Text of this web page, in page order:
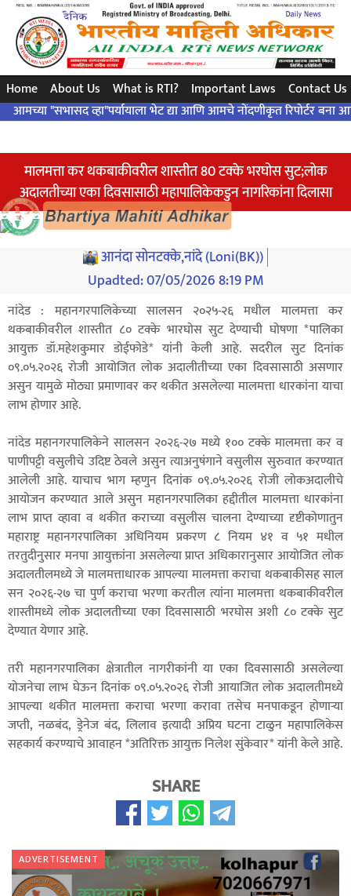
સરળ પ્રશ્ન..એક ચોક્કસ જવાબ ... બંધારણ દ્વારા ..!
Home About Us What is RTI? Important Laws
Contact Us
"सभासद व्हा"पर्यायाला भेट द्या आणि आमचे नोंदणीकृत रिपोर्टर बना आणि
मालमत्ता कर थकबाकीवरील शास्तीत 80 टक्के भरघोस सुट;लोक
अदालतीच्या एका दिवसासाठी महापालिकेकडुन नागरिकांना दिलासा
आनंदा सोनटक्के,नांदे (Loni(BK))
Upadted:07/05/2026 8:19 PM
नांदेड : महानगरपालिकेच्या सालसन २०२५-२६ मधील मालमत्ता कर
थकबाकीवरील शास्तीत ८० टक्के भारघोस सुट देण्याची घोषणा *पालिका
आयुक्त डॉ.महेशकुमार डोईफोडे* यांनी केली आहे. सदरील सुट दिनांक
०९.०५.२०२६ रोजी आयोजित लोक अदालीतीच्या एका दिवसासाठी असणार
असुन यामुळे मोठ्या प्रमाणावर कर थकीत असलेल्या मालमत्ता धारकांना याचा
लाभ होणार आहे.
नांदेड महानगरपालिकेने सालसन २०२६-२७ मध्ये १०० टक्के मालमत्ता कर व
पाणीपट्टी वसुलीचे उदिष्ट ठेवले असुन त्याअनुषंगाने वसुलीस सुरुवात करण्यात
आलेली आहे. याचाच भाग म्हणुन दिनांक ०९.०५.२०२६ रोजी लोकअदालीचे
आयोजन करण्यात आले असुन महानगरपालिका हद्दीतील मालमत्ता धारकांना
लाभ प्राप्त व्हावा व थकीत कराच्या वसुलीस चालना देण्याच्या दृष्टीकोणातुन
महाराष्ट्र महानगरपालिका अधिनियम प्रकरण ८ नियम ४१ व ५१ मधील
तरतुदीनुसार मनपा आयुक्तांना असलेल्या प्राप्त अधिकारानुसार आयोजित लोक
अदालतीलमध्ये जे मालमत्ताधारक आपल्या मालमत्ता कराचा थकबाकीसह साल
सन २०२६-२७ चा पुर्ण कराचा भरणा करतील त्यांना मालमत्ता थकबाकीवरील
शास्तीमध्ये लोक अदालतीच्या एका दिवसासाठी भरघोस अशी ८० टक्के सुट
देण्यात येणार आहे.
तरी महानगरपालिका क्षेत्रातील नागरीकांनी या एका दिवसासाठी असलेल्या
योजनेचा लाभ घेऊन दिनांक ०९.०५.२०२६ रोजी आयाजित लोक अदालतीमध्ये
आपल्या थकीत मालमत्ता कराचा भरणा करावा तसेच मनपाकडून होणाऱ्या
जप्ती, नळबंद, ड्रेनेज बंद, लिलाव इत्यादी अप्रिय घटना टाळुन महापालिकेस
सहकार्य करण्याचे आवाहन *अतिरिक्त आयुक्त निलेश सुंकेवार* यांनी केले आहे.
SHARE
ADVERTISEMENT